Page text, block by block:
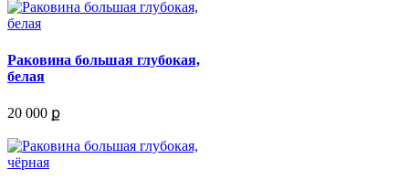
Раковина большая глубокая,
белая
20 000 ք